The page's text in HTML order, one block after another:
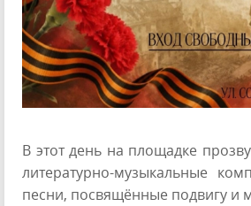
В этот день на площадке
литературно-музыкальные
песни, посвящённые подвигу и